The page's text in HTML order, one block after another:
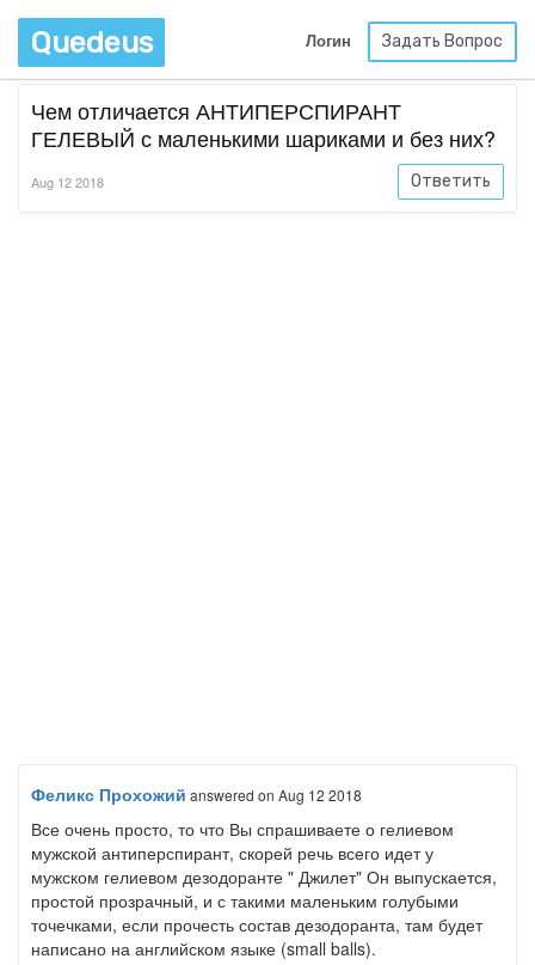
Quedeus Логин Задать Вопрос
Чем отличается АНТИПЕРСПИРАНТ
ГЕЛЕВЫЙ с маленькими шариками и без них?
Aug 12 2018 Ответить
Феликс Прохожий answered on Aug 12 2018
Все очень просто, то что Вы спрашиваете о гелиевом
мужской антиперспирант, скорей речь всего идет у
мужском гелиевом дезодоранте " Джилет" Он выпускается,
простой прозрачный, и с такими маленьким голубыми
точечками, если прочесть состав дезодоранта, там будет
написано на английском языке (small balls).